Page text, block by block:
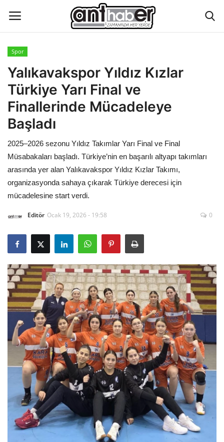
Künye
Eğitim
Aktüel Magazin
Hakkımızda
İletişim
Asayiş
Çevre
Gizlilik Politikası
Reklam ve İşbirliği
Bodrum Trafik Yoğunluk Haritası
Turizm
Siyaset
Bodrum Nöbetçi Eczaneler
Köşe Yazarları
Spor
Spor
Yalıkavakspor Yıldız Kızlar
Türkiye Yarı Final ve
Finallerinde Mücadeleye
Başladı
2025–2026 sezonu Yıldız Takımlar Yarı Final ve Final
Müsabakaları başladı. Türkiye’nin en başarılı altyapı takımları
arasında yer alan Yalıkavakspor Yıldız Kızlar Takımı,
organizasyonda sahaya çıkarak Türkiye derecesi için
mücadelesine start verdi.
Editör Ocak 19, 2026 - 19:58 0